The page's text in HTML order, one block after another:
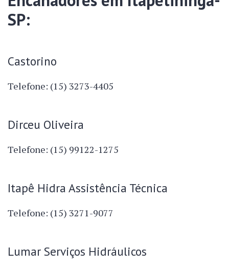
SP:
Castorino
Telefone: (15) 3273-4405
Dirceu Oliveira
Telefone: (15) 99122-1275
Itapê Hidra Assistência Técnica
Telefone: (15) 3271-9077
Lumar Serviços Hidráulicos